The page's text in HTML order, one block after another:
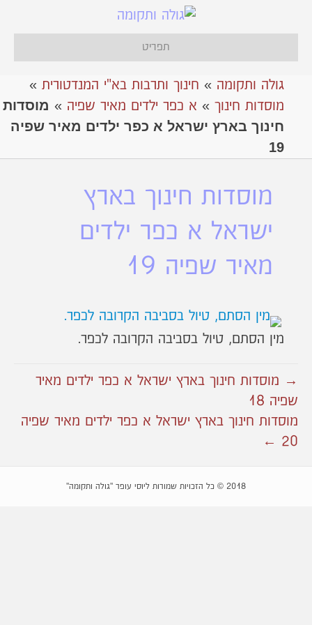
תפריט
גולה ותקומה » חינוך ותרבות בא"י המנדטורית »
מוסדות חינוך » א כפר ילדים מאיר שפיה » מוסדות
חינוך בארץ ישראל א כפר ילדים מאיר שפיה
19
מוסדות חינוך בארץ
ישראל א כפר ילדים
מאיר שפיה 19
מין הסתם, טיול בסביבה הקרובה לכפר.
→ מוסדות חינוך בארץ ישראל א כפר ילדים מאיר
שפיה 18
מוסדות חינוך בארץ ישראל א כפר ילדים מאיר שפיה
20 ←
2018 © כל הזכויות שמורות ליוסי עופר "גולה ותקומה"